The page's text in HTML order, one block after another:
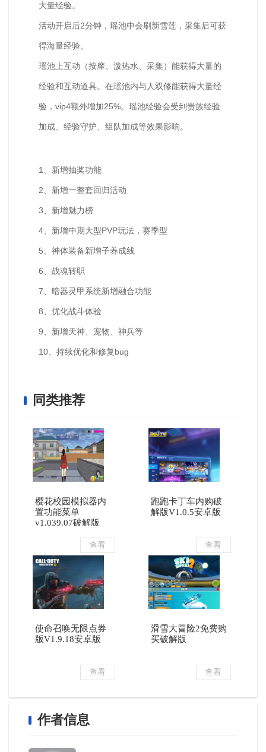
大量经验。
活动开启后2分钟，瑶池中会刷新雪莲，采集后可获
得海量经验。
瑶池上互动（按摩、泼热水、采集）能获得大量的
经验和互动道具。在瑶池内与人双修能获得大量经
验，vip4额外增加25%。瑶池经验会受到贵族经验
加成、经验守护、组队加成等效果影响。
1、新增抽奖功能
2、新增一整套回归活动
3、新增魅力榜
4、新增中期大型PVP玩法，赛季型
5、神体装备新增子养成线
6、战魂转职
7、暗器灵甲系统新增融合功能
8、优化战斗体验
9、新增天神、宠物、神兵等
10、持续优化和修复bug
同类推荐
樱花校园模拟器内
置功能菜单
v1.039.07破解版
查看
跑跑卡丁车内购破
解版V1.0.5安卓版
查看
使命召唤无限点券
版V1.9.18安卓版
查看
滑雪大冒险2免费购
买破解版
查看
作者信息